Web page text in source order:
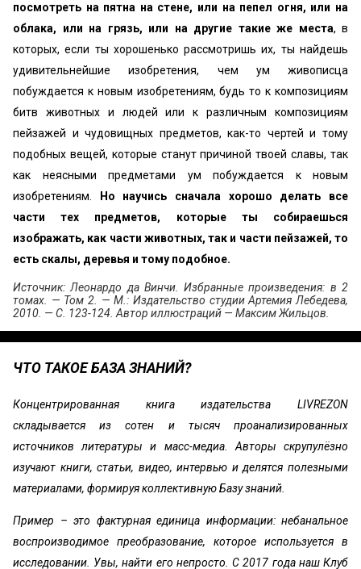
посмотреть на пятна на стене, или на пепел огня, или на
облака, или на грязь, или на другие такие же места, в
которых, если ты хорошенько рассмотришь их, ты найдешь
удивительнейшие изобретения, чем ум живописца
побуждается к новым изобретениям, будь то к композициям
битв животных и людей или к различным композициям
пейзажей и чудовищных предметов, как-то чертей и тому
подобных вещей, которые станут причиной твоей славы, так
как неясными предметами ум побуждается к новым
изобретениям.
Но научись сначала хорошо делать все
части тех предметов, которые ты собираешься
изображать, как части животных, так и части пейзажей, то
есть скалы, деревья и тому подобное.
Источник: Леонардо да Винчи. Избранные произведения: в 2
томах. — Том 2. — М.: Издательство студии Артемия Лебедева,
2010. — С. 123-124. Автор иллюстраций — Максим Жильцов.
ЧТО ТАКОЕ БАЗА ЗНАНИЙ?
Концентрированная книга издательства LIVREZON
складывается из сотен и тысяч проанализированных
источников литературы и масс-медиа. Авторы скрупулёзно
изучают книги, статьи, видео, интервью и делятся полезными
материалами, формируя коллективную Базу знаний.
Пример – это фактурная единица информации: небанальное
воспроизводимое преобразование, которое используется в
исследовании. Увы, найти его непросто. С 2017 года наш Клуб